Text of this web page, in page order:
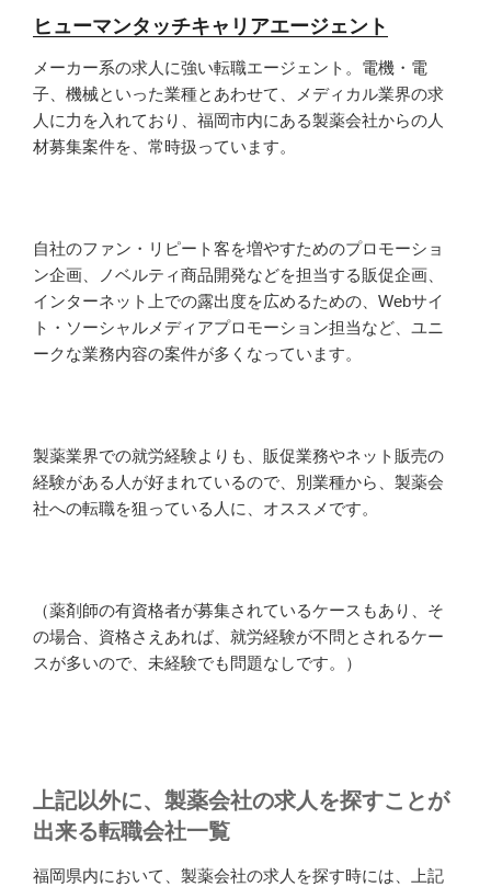
ヒューマンタッチキャリアエージェント
メーカー系の求人に強い転職エージェント。電機・電
子、機械といった業種とあわせて、メディカル業界の求
人に力を入れており、福岡市内にある製薬会社からの人
材募集案件を、常時扱っています。
自社のファン・リピート客を増やすためのプロモーショ
ン企画、ノベルティ商品開発などを担当する販促企画、
インターネット上での露出度を広めるための、Webサイ
ト・ソーシャルメディアプロモーション担当など、ユニ
ークな業務内容の案件が多くなっています。
製薬業界での就労経験よりも、販促業務やネット販売の
経験がある人が好まれているので、別業種から、製薬会
社への転職を狙っている人に、オススメです。
（薬剤師の有資格者が募集されているケースもあり、そ
の場合、資格さえあれば、就労経験が不問とされるケー
スが多いので、未経験でも問題なしです。）
上記以外に、製薬会社の求人を探すことが
出来る転職会社一覧
福岡県内において、製薬会社の求人を探す時には、上記